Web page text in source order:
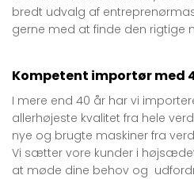
bredt udvalg af
gerne med at finde den rigtige
Kompetent importør med
I mere end 40 år har vi
allerhøjeste kvalitet fra hele
nye og brugte maskiner fra
Vi sætter vore kunder i
at møde dine behov og